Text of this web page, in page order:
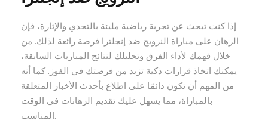
إذا كنت تبحث عن تجربة رياضية مليئة بالتحدي والإثارة، فإن
الرهان على مباراة النرويج ضد إنجلترا فرصة رائعة لذلك. من
خلال فهمك لأداء الفرق وتحليلك لنتائج المباريات السابقة،
يمكنك اتخاذ قرارات ذكية تزيد من فرصتك في الفوز. كما أنه
من المهم أن تكون دائمًا على اطلاع بأحدث الأخبار المتعلقة
بالمباراة، مما يسهل عليك تقديم الرهانات في الوقت
المناسب.